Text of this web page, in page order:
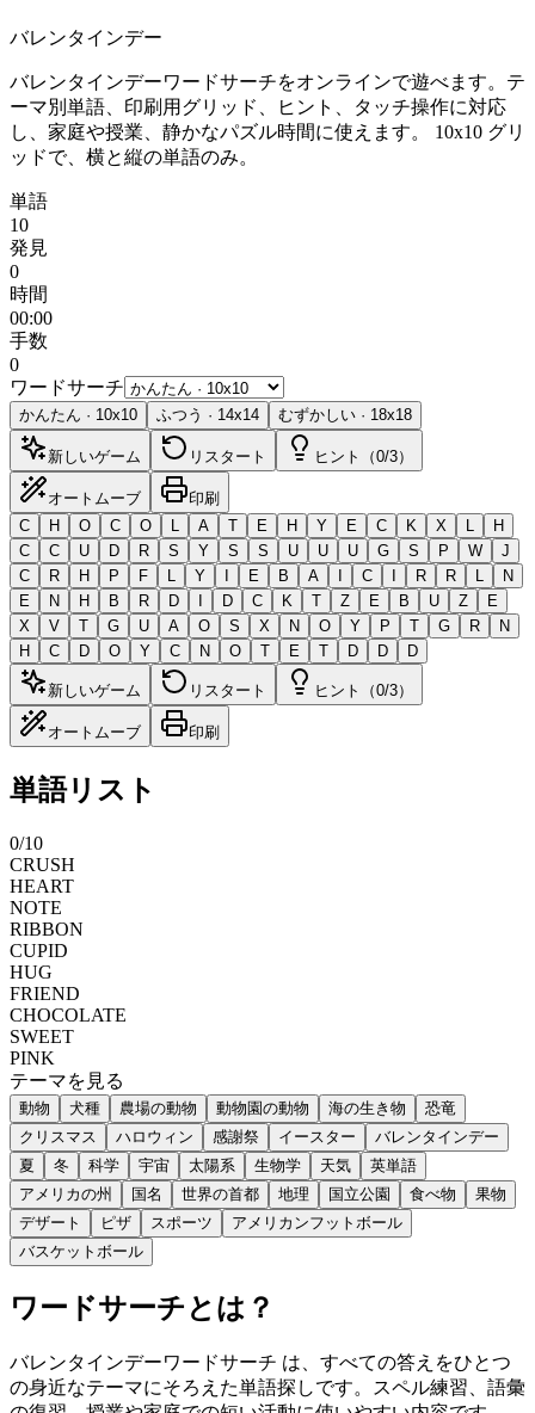
バレンタインデー
バレンタインデーワードサーチをオンラインで遊べます。テ
ーマ別単語、印刷用グリッド、ヒント、タッチ操作に対応
し、家庭や授業、静かなパズル時間に使えます。
10x10 グリ
ッドで、横と縦の単語のみ。
単語
10
発見
0
時間
00:00
手数
0
ワードサーチ
かんたん · 10x10 ふつう · 14x14 むずかしい · 18x18
新しいゲーム リスタート ヒント（0/3）
オートムーブ
印刷
C
H O C O L A T E H Y E C K X L
H
C
C U D R S Y S S U U U G S P W
J
C
R H P F L Y I E B A I C I R R L
N
E
N H B R D I D C K T Z E B U Z
E
X
V T G U A O S X N O Y P T G R
N
H
C D O Y C N O T E T D D D
新しいゲーム リスタート ヒント（0/3）
オートムーブ 印刷
単語リスト
0/10
CRUSH
HEART
NOTE
RIBBON
CUPID
HUG
FRIEND
CHOCOLATE
SWEET
PINK
テーマを見る
動物 犬種 農場の動物 動物園の動物 海の生き物
恐竜
クリスマス
ハロウィン 感謝祭 イースター
バレンタインデー
夏
冬 科学 宇宙 太陽系 生物学 天気
英単語
アメリカの州
国名 世界の首都 地理 国立公園 食べ物
果物
デザート
ピザ スポーツ
アメリカンフットボール
バスケットボール
ワードサーチとは？
バレンタインデーワードサーチ は、すべての答えをひとつ
の身近なテーマにそろえた単語探しです。スペル練習、語彙